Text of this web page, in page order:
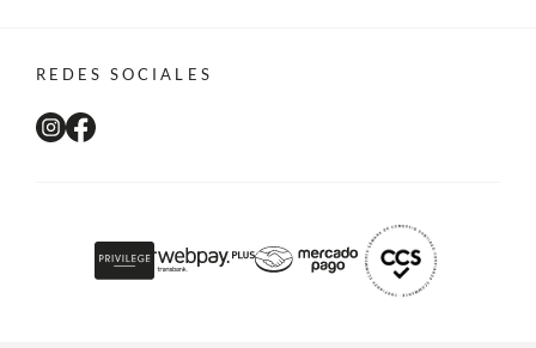
REDES SOCIALES